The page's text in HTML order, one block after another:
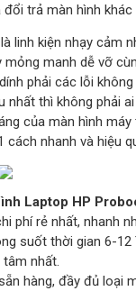
đổi trả màn hình
linh kiện nhạy
mỏng manh dễ vỡ
phải các lỗi
nhất thì không phải
của màn hình máy
cách nhanh và hiệu
Laptop HP
phí rẻ nhất, nhanh
suốt thời gian 6-12
tâm nhất.
hàng, đầy đủ loại